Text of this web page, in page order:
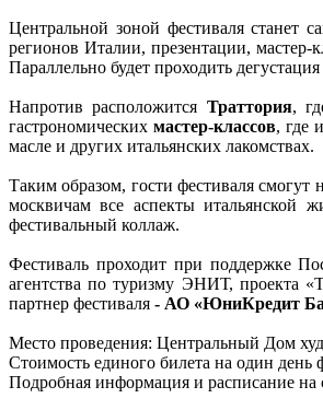
Центральной зоной фестиваля станет
регионов Италии, презентации,
Параллельно будет проходить дегустация
Напротив расположится Траттория,
гастрономическихмастер-классов, где
масле и других итальянских лакомствах.
Таким образом, гости фестиваля смогут
москвичам все аспекты итальянской
фестивальный коллаж.
Фестиваль проходит при поддержке
агентства по туризму ЭНИТ, проекта
партнер фестиваля - АО «ЮниКредит
Место проведения: Центральный Дом
Стоимость единого билета на один день
Подробная информация и расписание на